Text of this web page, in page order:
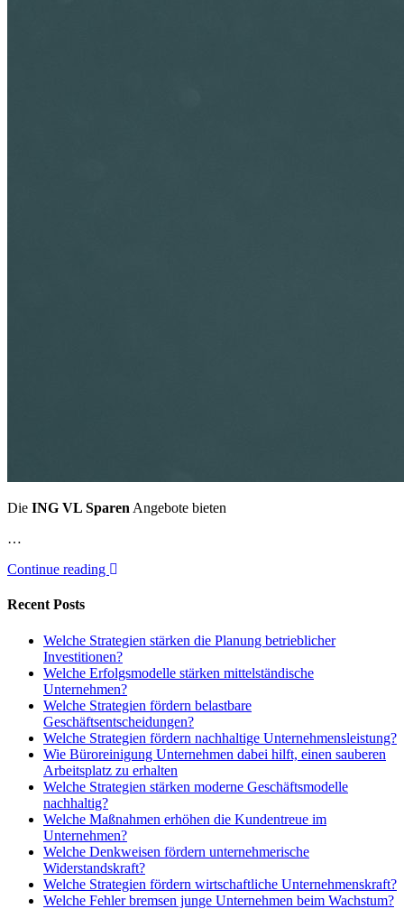
Die ING VL Sparen Angebote bieten
…
Continue reading
Recent Posts
Welche Strategien stärken die Planung betrieblicher
Investitionen?
Welche Erfolgsmodelle stärken mittelständische
Unternehmen?
Welche Strategien fördern belastbare
Geschäftsentscheidungen?
Welche Strategien fördern nachhaltige Unternehmensleistung?
Wie Büroreinigung Unternehmen dabei hilft, einen sauberen
Arbeitsplatz zu erhalten
Welche Strategien stärken moderne Geschäftsmodelle
nachhaltig?
Welche Maßnahmen erhöhen die Kundentreue im
Unternehmen?
Welche Denkweisen fördern unternehmerische
Widerstandskraft?
Welche Strategien fördern wirtschaftliche Unternehmenskraft?
Welche Fehler bremsen junge Unternehmen beim Wachstum?